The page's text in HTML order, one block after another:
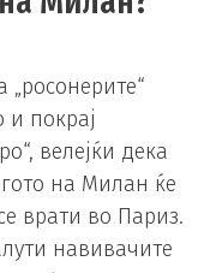
и покрај
велејќи дека
на Милан ќе
врати во Париз.
навивачите